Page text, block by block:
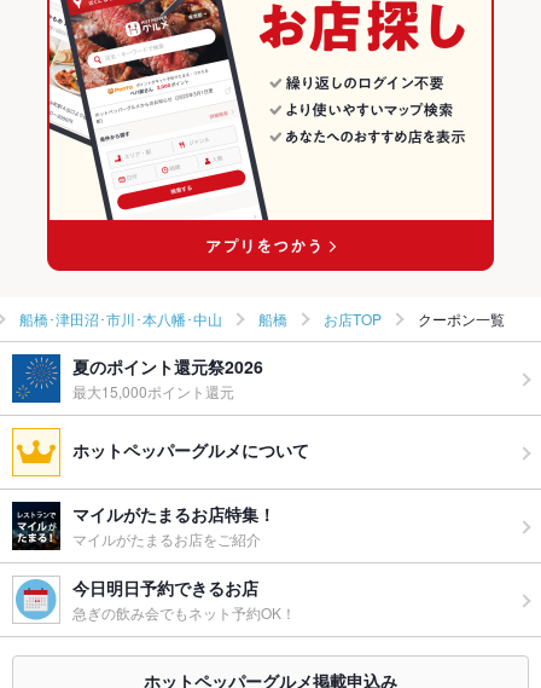
船橋･津田沼･市川･本八幡･中山 × ダイニングバー・バル
船橋･津田沼･市川･本八幡･中山 × スペインバル・イタリアンバー
船橋駅 × ダイニングバー・バル
船橋駅 × スペインバル・イタリアンバール
千葉 × 洋・和洋・各国料理・その他
千葉 × ダイニングバー・バル
千葉 × スペインバル・イタリアンバール
船橋のグルメランキング
船橋の居酒屋ランキング
船橋･津田沼･市川･本八幡･中山 船橋 お店TOP クーポン一覧
夏のポイント還元祭2026
最大15,000ポイント還元
ホットペッパーグルメについて
マイルがたまるお店特集！
マイルがたまるお店をご紹介
今日明日予約できるお店
急ぎの飲み会でもネット予約OK！
ホットペッパーグルメ掲載申込み